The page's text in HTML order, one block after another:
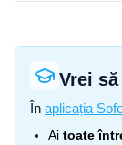
Vrei
În aplicația
Ai toate